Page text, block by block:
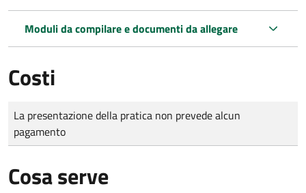
Moduli da compilare e documenti da allegare
Costi
Tipo di pagamento
Importo
La presentazione della pratica non prevede alcun
pagamento
Cosa serve